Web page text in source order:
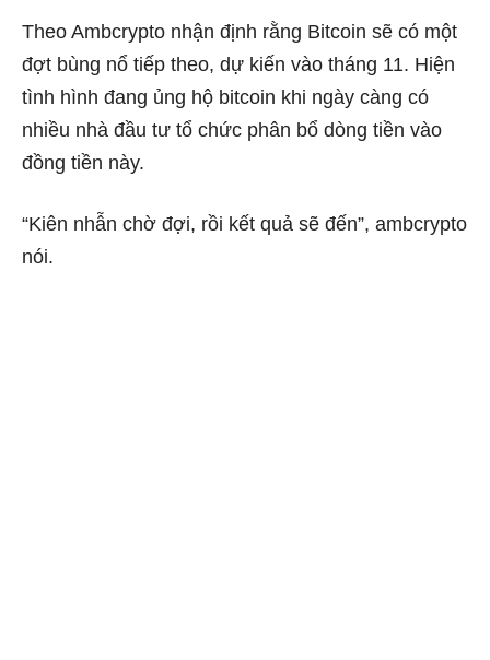
Theo Ambcrypto nhận định rằng Bitcoin sẽ có một
đợt bùng nổ tiếp theo, dự kiến vào tháng 11. Hiện
tình hình đang ủng hộ bitcoin khi ngày càng có
nhiều nhà đầu tư tổ chức phân bổ dòng tiền vào
đồng tiền này.
“Kiên nhẫn chờ đợi, rồi kết quả sẽ đến”, ambcrypto
nói.